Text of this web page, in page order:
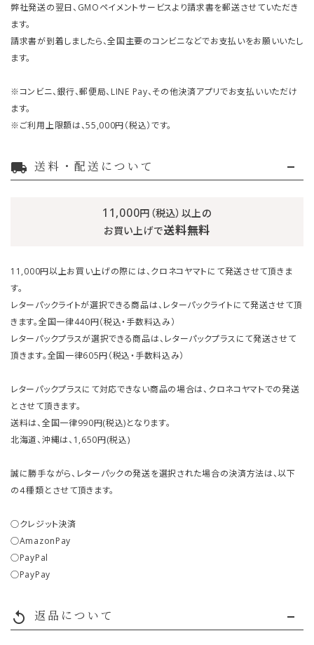
弊社発送の翌日、GMOペイメントサービスより請求書を郵送させていただき
ます。
請求書が到着しましたら、全国主要のコンビニなどでお支払いをお願いいたし
ます。
※コンビニ、銀行、郵便局、LINE Pay、その他決済アプリでお支払いいただけ
ます。
※ご利用上限額は、55,000円（税込）です。
local_shipping 送料・配送について
11,000円（税込）以上の
お買い上げで送料無料
11,000円以上お買い上げの際には、クロネコヤマトにて発送させて頂きま
す。
レターパックライトが選択できる商品は、レターパックライトにて発送させて頂
きます。全国一律440円（税込・手数料込み）
レターパックプラスが選択できる商品は、レターパックプラスにて発送させて
頂きます。全国一律605円（税込・手数料込み）
レターパックプラスにて対応できない商品の場合は、クロネコヤマトでの発送
とさせて頂きます。
送料は、全国一律990円(税込)となります。
北海道、沖縄は、1,650円(税込)
誠に勝手ながら、レターパックの発送を選択された場合の決済方法は、以下
の４種類とさせて頂きます。
○クレジット決済
○AmazonPay
○PayPal
○PayPay
replay 返品について